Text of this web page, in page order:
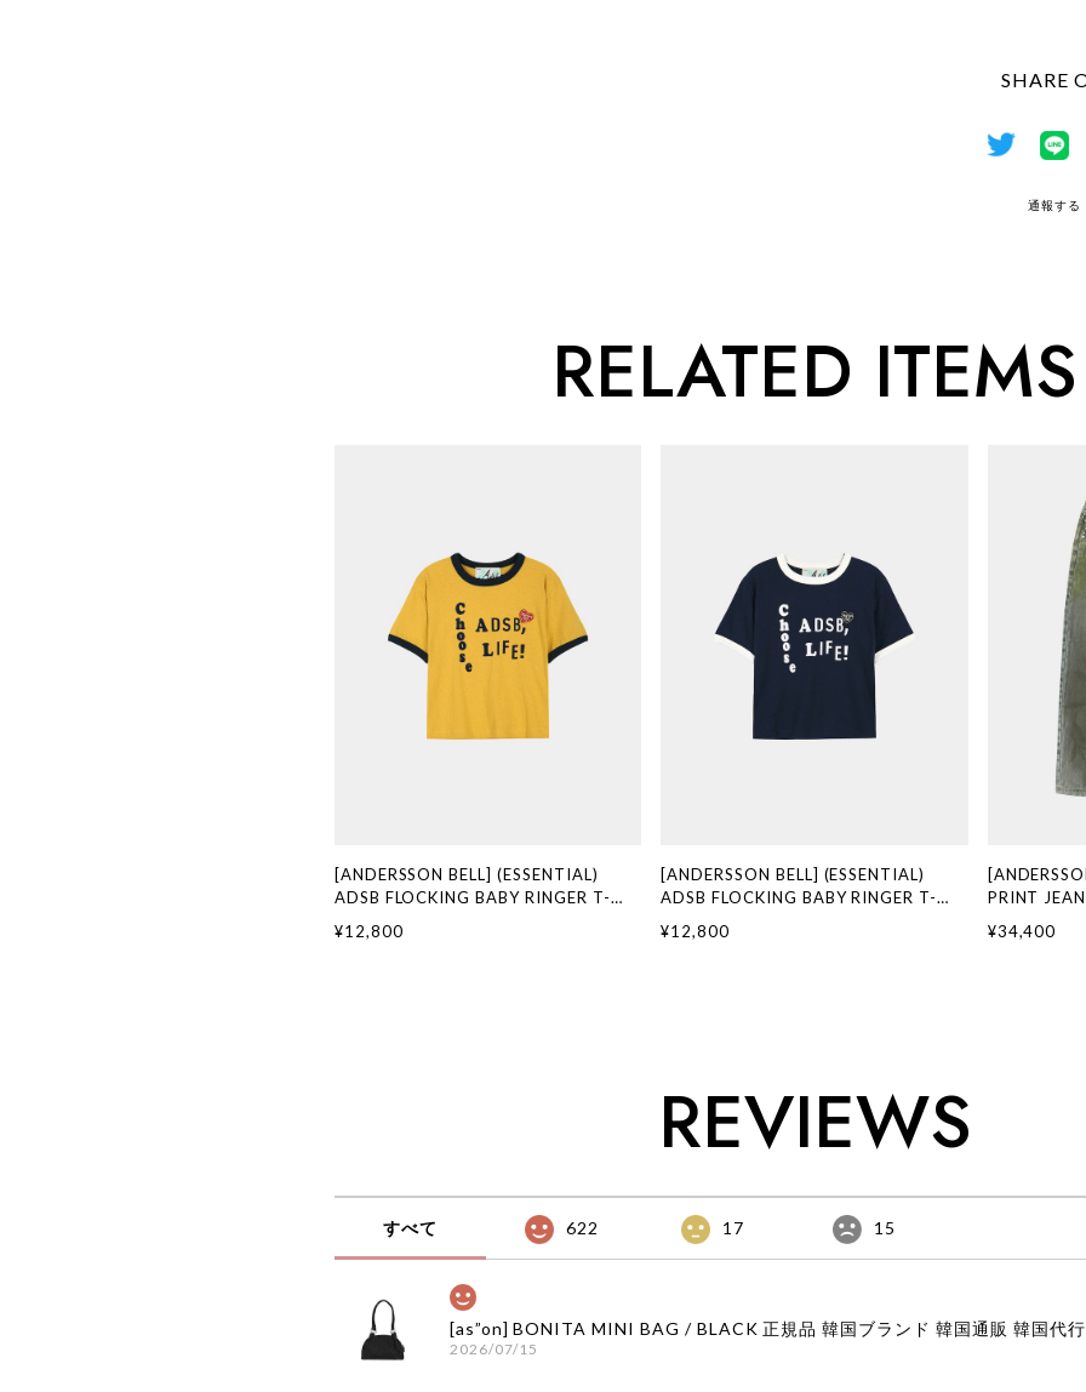
SHARE
通報する
RELATED ITEMS
[ANDERSSON BELL] (ESSENTIAL)
ADSB FLOCKING BABY RINGER T-
国ブランド 韓国通販 韓国代行 韓国ファ
¥12,800
[ANDERSSON BELL] (ESSENTIAL)
ADSB FLOCKING BABY RINGER T-
ブランド 韓国通販 韓国代行 韓国ファッ
¥12,800
PRINT
韓国ファッ
¥34,400
REVIEWS
すべて 622 17 15
2026/07/15